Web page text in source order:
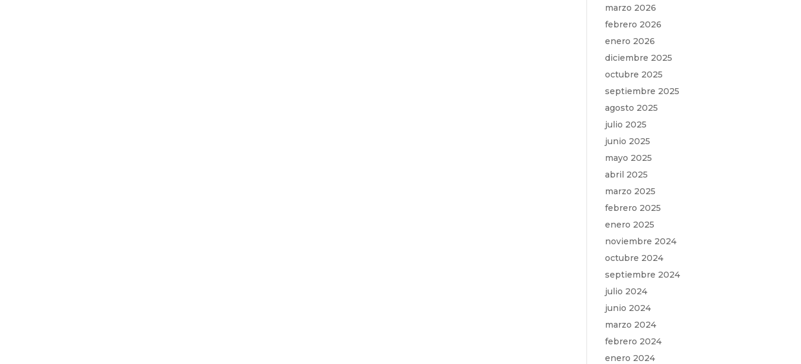
marzo 2026
febrero 2026
enero 2026
diciembre 2025
octubre 2025
septiembre 2025
agosto 2025
julio 2025
junio 2025
mayo 2025
abril 2025
marzo 2025
febrero 2025
enero 2025
noviembre 2024
octubre 2024
septiembre 2024
julio 2024
junio 2024
marzo 2024
febrero 2024
enero 2024